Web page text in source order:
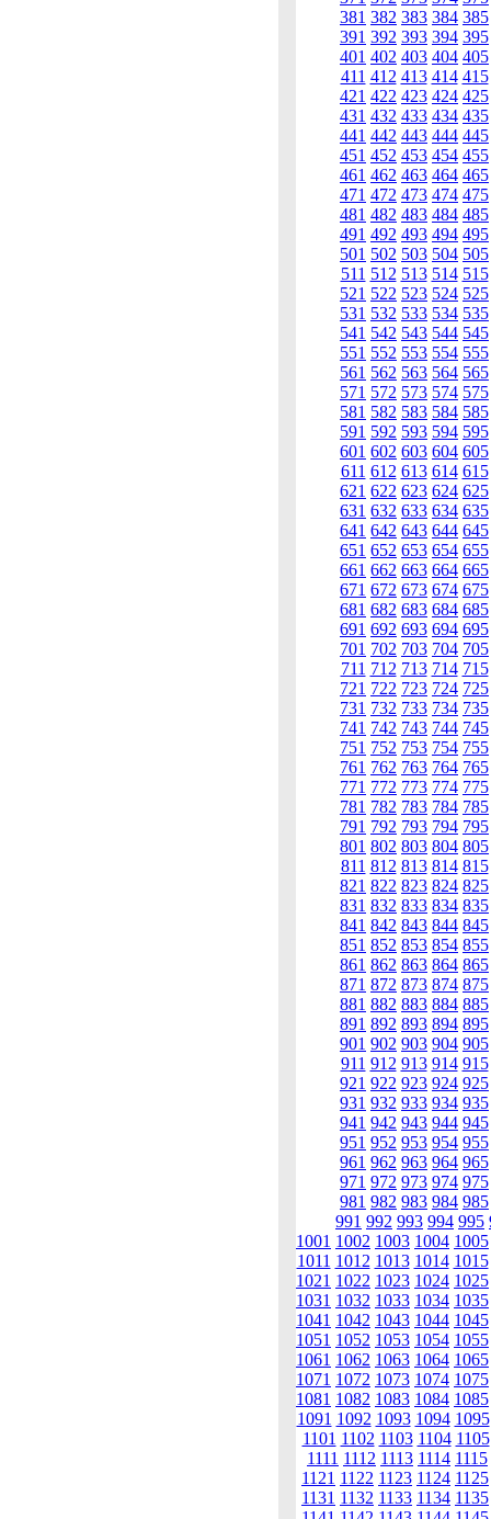
381 382 383 384 385
391 392 393 394 395
401 402 403 404 405
411 412 413 414 415
421 422 423 424 425
431 432 433 434 435
441 442 443 444 445
451 452 453 454 455
461 462 463 464 465
471 472 473 474 475
481 482 483 484 485
491 492 493 494 495
501 502 503 504 505
511 512 513 514 515
521 522 523 524 525
531 532 533 534 535
541 542 543 544 545
551 552 553 554 555
561 562 563 564 565
571 572 573 574 575
581 582 583 584 585
591 592 593 594 595
601 602 603 604 605
611 612 613 614 615
621 622 623 624 625
631 632 633 634 635
641 642 643 644 645
651 652 653 654 655
661 662 663 664 665
671 672 673 674 675
681 682 683 684 685
691 692 693 694 695
701 702 703 704 705
711 712 713 714 715
721 722 723 724 725
731 732 733 734 735
741 742 743 744 745
751 752 753 754 755
761 762 763 764 765
771 772 773 774 775
781 782 783 784 785
791 792 793 794 795
801 802 803 804 805
811 812 813 814 815
821 822 823 824 825
831 832 833 834 835
841 842 843 844 845
851 852 853 854 855
861 862 863 864 865
871 872 873 874 875
881 882 883 884 885
891 892 893 894 895
901 902 903 904 905
911 912 913 914 915
921 922 923 924 925
931 932 933 934 935
941 942 943 944 945
951 952 953 954 955
961 962 963 964 965
971 972 973 974 975
981 982 983 984 985
991 992 993 994 995
1001 1002 1003 1004 1005
1011 1012 1013 1014 1015
1021 1022 1023 1024 1025
1031 1032 1033 1034 1035
1041 1042 1043 1044 1045
1051 1052 1053 1054 1055
1061 1062 1063 1064 1065
1071 1072 1073 1074 1075
1081 1082 1083 1084 1085
1091 1092 1093 1094 1095
1101 1102 1103 1104 1105
1111 1112 1113 1114 1115
1121 1122 1123 1124 1125
1131 1132 1133 1134 1135